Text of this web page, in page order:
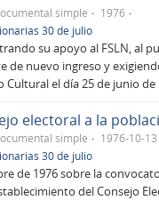
simple
1976
30 de julio
su apoyo al FSLN, al
de nuevo ingreso y
el día 25 de junio de
simple
1976-10-13
30 de julio
de 1976 sobre la
del Consejo